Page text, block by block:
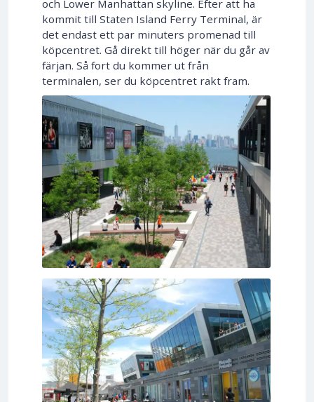
och Lower Manhattan skyline. Efter att ha
kommit till Staten Island Ferry Terminal, är
det endast ett par minuters promenad till
köpcentret. Gå direkt till höger när du går av
färjan. Så fort du kommer ut från
terminalen, ser du köpcentret rakt fram.